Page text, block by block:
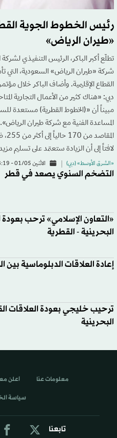
رئيس الخطوط الجوية
«طيران الرياض»
تطلّع أكبر الباكر، الرئيس التنفيذي لشركة
شركة «طيران الرياض» السعودية،
القطاع الإقليمية. وأضاف الباكر خلال
دبي: «هناك كثير من الأعمال التجارية
مبيناً أن «(الخطوط القطرية) مستعدة
المساعدة الفنية مع شركة طيران
لافتاً إلى أن الزيادة ستعتمد على تسليم
«الشرق الأوسط» (دبي) الاثنين 01/05 - 18:19
التضخم السنوي يصعد في قطر
«التعاون الإسلامي» ترحب بعودة
البحرينية - القطرية
إعادة العلاقات الدبلوماسية بين
ترحيب خليجي بعودة العلاقات
البحرينية
تابعنا
معلومات عنا اعلن
سياسة